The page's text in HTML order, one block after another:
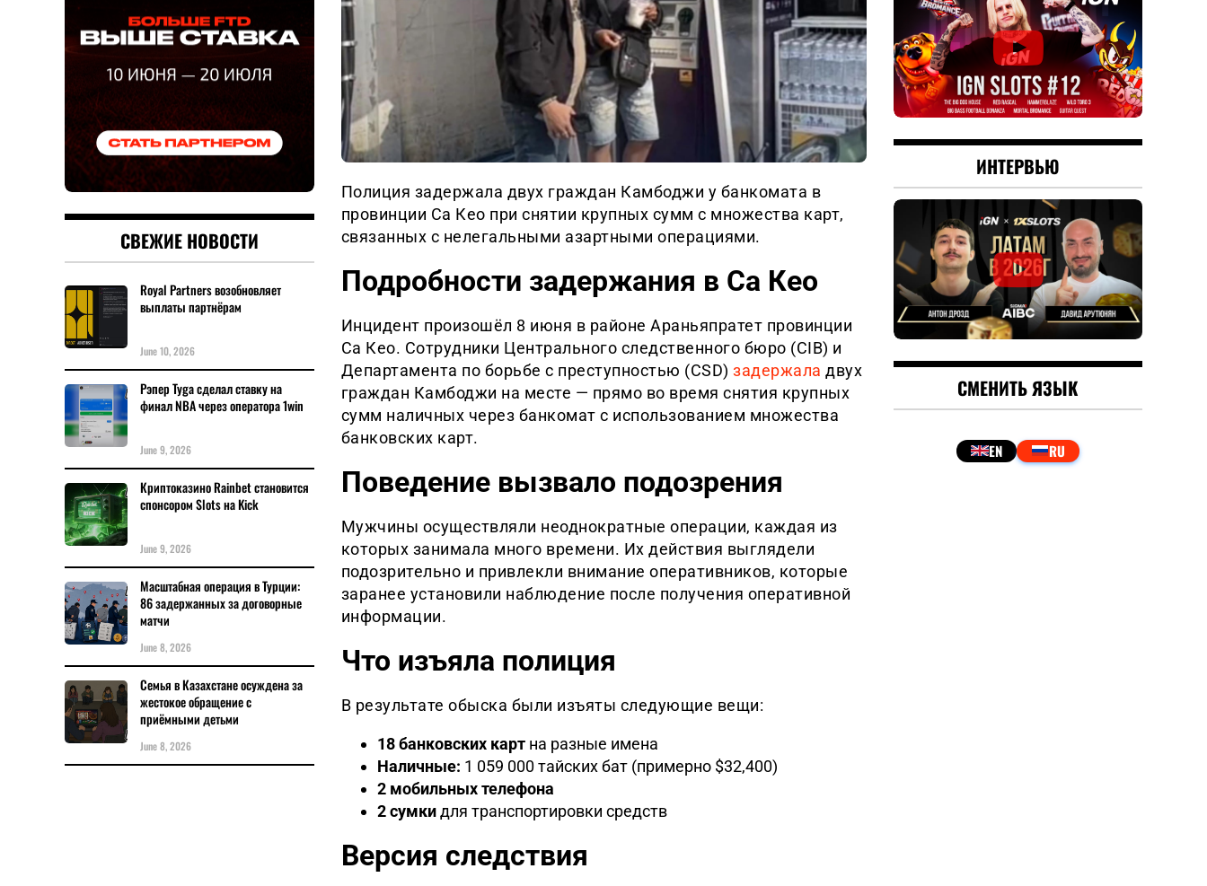
Полиция задержала двух граждан Камбоджи у банкомата в
провинции Са Кео при снятии крупных сумм с множества карт,
связанных с нелегальными азартными операциями.
Подробности задержания в Са Кео
Инцидент произошёл 8 июня в районе Араньяпратет провинции
Са Кео. Сотрудники Центрального следственного бюро (CIB) и
Департамента по борьбе с преступностью (CSD) задержала двух
граждан Камбоджи на месте — прямо во время снятия крупных
сумм наличных через банкомат с использованием множества
банковских карт.
Поведение вызвало подозрения
Мужчины осуществляли неоднократные операции, каждая из
которых занимала много времени. Их действия выглядели
подозрительно и привлекли внимание оперативников, которые
заранее установили наблюдение после получения оперативной
информации.
Что изъяла полиция
В результате обыска были изъяты следующие вещи:
18 банковских картна разные имена
Наличные: 1 059 000 тайских бат (примерно $32,400)
2 мобильных телефона
2 сумкидля транспортировки средств
Версия следствия
СВЕЖИЕ НОВОСТИ
Royal Partners возобновляет
выплаты партнёрам
June 10, 2026
Рэпер Tyga сделал ставку на
финал NBA через оператора 1win
June 9, 2026
Криптоказино Rainbet становится
спонсором Slots на Kick
June 9, 2026
Масштабная операция в Турции:
86 задержанных за договорные
матчи
June 8, 2026
Семья в Казахстане осуждена за
жестокое обращение с
приёмными детьми
June 8, 2026
ИНТЕРВЬЮ
СМЕНИТЬ ЯЗЫК